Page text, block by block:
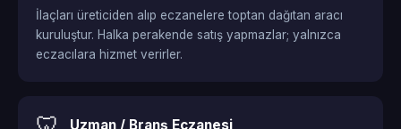
İlaçları üreticiden alıp eczanelere toptan dağıtan aracı
kuruluştur. Halka perakende satış yapmazlar; yalnızca
eczacılara hizmet verirler.
Uzman / Branş Eczanesi